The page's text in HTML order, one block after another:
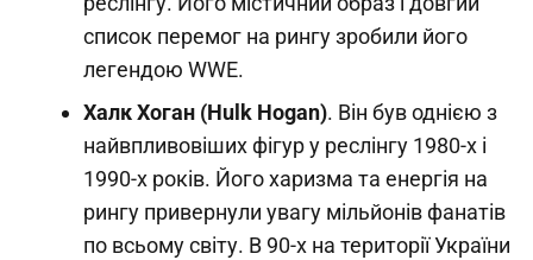
список перемог на рингу зробили його
легендою WWE.
Халк Хоган (Hulk Hogan). Він був однією з
найвпливовіших фігур у реслінгу 1980-х і
1990-х років. Його харизма та енергія на
рингу привернули увагу мільйонів фанатів
по всьому світу. В 90-х на території України